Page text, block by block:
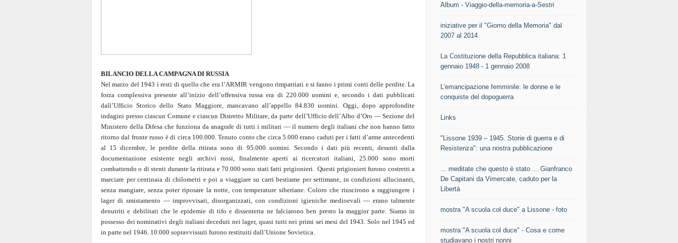
BILANCIO DELLA CAMPAGNA DI RUSSIA
Nel marzo del 1943 i resti di quello che era l’ARMIR vengono rimpatriati e si fanno i primi conti delle perdite. La
forza complessiva presente all’inizio dell’offensiva russa era di 220.000 uomini e, secondo i dati pubblicati
dall’Ufficio Storico dello Stato Maggiore, mancavano all’appello 84.830 uomini. Oggi, dopo approfondite
indagini presso ciascun Comune e ciascun Distretto Militare, da parte dell’Ufficio dell’Albo d’Oro — Sezione del
Ministero della Difesa che funziona da anagrafe di tutti i militari — il numero degli italiani che non hanno fatto
ritorno dal fronte russo è di circa 100.000. Tenuto conto che circa 5.000 erano caduti per i fatti d’arme antecedenti
al 15 dicembre, le perdite della ritirata sono di 95.000 uomini. Secondo i dati più recenti, desunti dalla
documentazione esistente negli archivi russi, finalmente aperti ai ricercatori italiani, 25.000 sono morti
combattendo o di stenti durante la ritirata e 70.000 sono stati fatti prigionieri. Questi prigionieri furono costretti a
marciare per centinaia di chilometri e poi a viaggiare su carri bestiame per settimane, in condizioni allucinanti,
senza mangiare, senza poter riposare la notte, con temperature siberiane. Coloro che riuscirono a raggiungere i
lager di smistamento — improvvisati, disorganizzati, con condizioni igieniche medioevali — erano talmente
denutriti e debilitati che le epidemie di tifo e dissenteria ne falciarono ben presto la maggior parte. Siamo in
possesso dei nominativi degli italiani deceduti nei lager, quasi tutti nei primi sei mesi del 1943. Solo nel 1945 ed
in parte nel 1946. 10.000 sopravvissuti furono restituiti dall’Unione Sovietica.
Album - Viaggio-della-memoria-a-Sestri
iniziative per il "Giorno della Memoria" dal
2007 al 2014
La Costituzione della Repubblica italiana: 1
gennaio 1948 - 1 gennaio 2008
L'emancipazione femminile: le donne e le
conquiste del dopoguerra
Links
"Lissone 1939 – 1945. Storie di guerra e di
Resistenza": una nostra pubblicazione
... meditate che questo è stato ... Gianfranco
De Capitani da Vimercate, caduto per la
Libertà
mostra "A scuola col duce" a Lissone - foto
mostra "A scuola col duce" - Cosa e come
studiavano i nostri nonni